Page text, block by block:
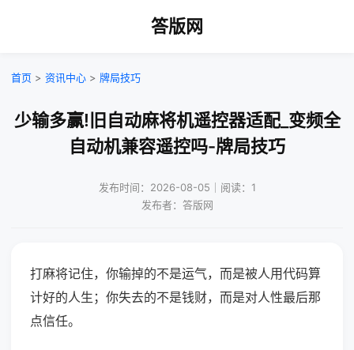
答版网
首页 > 资讯中心 > 牌局技巧
少输多赢!旧自动麻将机遥控器适配_变频全
自动机兼容遥控吗-牌局技巧
发布时间：2026-08-05｜阅读：1
发布者：答版网
打麻将记住，你输掉的不是运气，而是被人用代码算
计好的人生；你失去的不是钱财，而是对人性最后那
点信任。